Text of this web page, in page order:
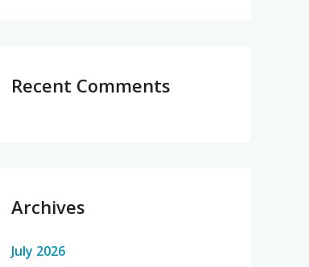
Recent Comments
Archives
July 2026